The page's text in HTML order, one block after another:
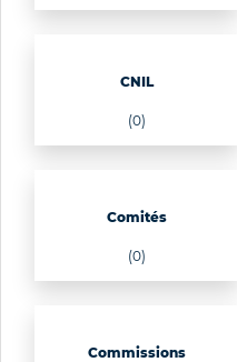
CNIL
(0)
Comités
(0)
Commissions